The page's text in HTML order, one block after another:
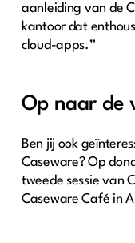
aanleiding van de
kantoor dat
cloud-apps.”
Op naar de
Ben jij ook
Caseware? Op
tweede sessie van
Caseware Café in